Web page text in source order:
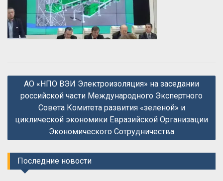
Навигация
записям
АО «НПО ВЭИ Электроизоляция» на заседании
российской части Международного Экспертного
Совета Комитета развития «зеленой» и
циклической экономики Евразийской Организации
Экономического Сотрудничества
Последние новости